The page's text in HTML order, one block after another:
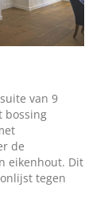
van 9
bossing
de
eikenhout. Dit
tegen